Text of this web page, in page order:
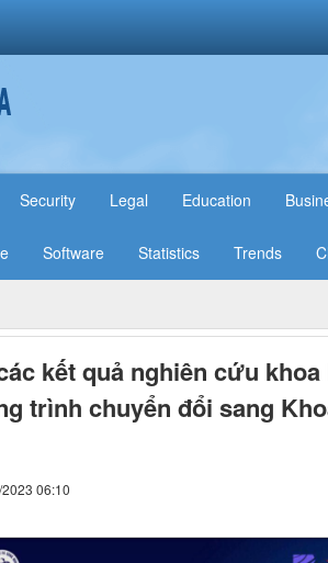
Security Legal Education
Software Statistics Trends
kết quả nghiên cứu
trình chuyển đổi sang
06:10